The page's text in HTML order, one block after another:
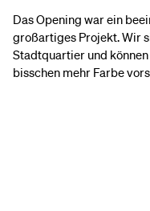
Das Opening war ein
großartiges Projekt. Wir
Stadtquartier und
bisschen mehr Farbe